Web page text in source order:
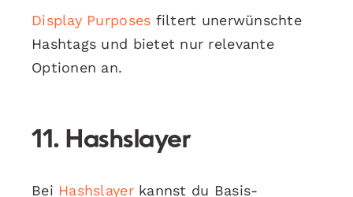
Display Purposes filtert unerwünschte
Hashtags und bietet nur relevante
Optionen an.
11. Hashslayer
Bei Hashslayerkannst du Basis-